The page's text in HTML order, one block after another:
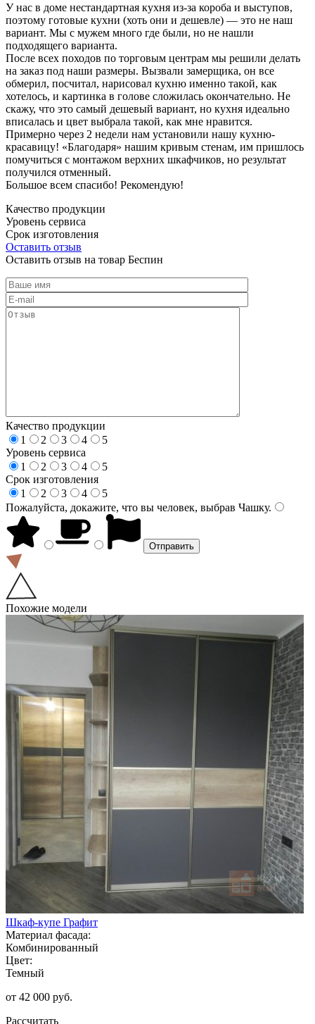
У нас в доме нестандартная кухня из-за короба и выступов,
поэтому готовые кухни (хоть они и дешевле) — это не наш
вариант. Мы с мужем много где были, но не нашли
подходящего варианта.
После всех походов по торговым центрам мы решили делать
на заказ под наши размеры. Вызвали замерщика, он все
обмерил, посчитал, нарисовал кухню именно такой, как
хотелось, и картинка в голове сложилась окончательно. Не
скажу, что это самый дешевый вариант, но кухня идеально
вписалась и цвет выбрала такой, как мне нравится.
Примерно через 2 недели нам установили нашу кухню-
красавицу! «Благодаря» нашим кривым стенам, им пришлось
помучиться с монтажом верхних шкафчиков, но результат
получился отменный.
Большое всем спасибо! Рекомендую!
Качество продукции
Уровень сервиса
Срок изготовления
Оставить отзыв
Оставить отзыв на товар Беспин
Качество продукции
1
2 3 4
5
Уровень сервиса
1
2 3 4
5
Срок изготовления
1
2 3 4
5
Пожалуйста, докажите, что вы человек, выбрав Чашку.
Похожие модели
Шкаф-купе Графит
Материал фасада:
Комбинированный
Цвет:
Темный
от 42 000 руб.
Рассчитать